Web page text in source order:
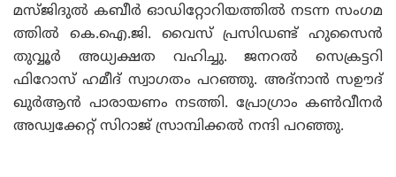
മസ്‌ജിദുൽ കബീർ ഓഡിറ്റോറിയത്തിൽ നടന്ന സംഗമ
ത്തിൽ കെ.ഐ.ജി. വൈസ് പ്രസിഡണ്ട് ഹുസൈൻ
തുവ്വൂർ അധ്യക്ഷത വഹിച്ചു. ജനറൽ സെക്രട്ടറി
ഫിറോസ് ഹമീദ് സ്വാഗതം പറഞ്ഞു. അദ്‌നാൻ സഊദ്
ഖുർആൻ പാരായണം നടത്തി. പ്രോഗ്രാം കൺവീനർ
അഡ്വക്കേറ്റ് സിറാജ് സ്രാമ്പിക്കൽ നന്ദി പറഞ്ഞു.